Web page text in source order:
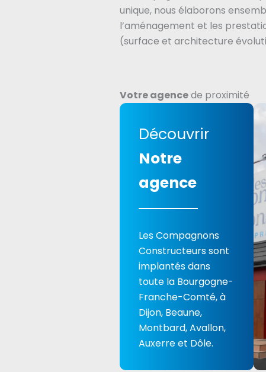
unique, nous élaborons
l’aménagement et les
(surface et architecture
Votre agencede proximité
Découvrir
Notre
agence
Les Compagnons
Constructeurs sont
implantés dans
toute la Bourgogne-
Franche-Comté, à
Dijon, Beaune,
Montbard, Avallon,
Auxerre et Dôle.